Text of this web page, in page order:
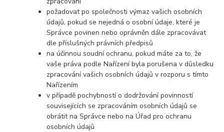
požadovat po společnosti výmaz vašich osobních
údajů, pokud se nejedná o osobní údaje, které je
Správce povinen nebo oprávněn dále zpracovávat
dle příslušných právních předpisů
na účinnou soudní ochranu, pokud máte za to, že
vaše práva podle Nařízení byla porušena v důsledku
zpracování vašich osobních údajů v rozporu s tímto
Nařízením
v případě pochybností o dodržování povinností
souvisejících se zpracováním osobních údajů se
obrátit na Správce nebo na Úřad pro ochranu
osobních údajů